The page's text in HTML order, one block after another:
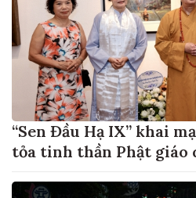
“Sen Đầu Hạ IX” khai
tỏa tinh thần Phật giáo